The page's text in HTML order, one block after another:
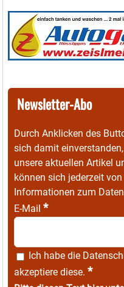
Newsletter-Abo
Durch Anklicken des
sich damit
unsere aktuellen Artikel
können sich jederzeit
Informationen zum
E-Mail *
Ich habe die
akzeptiere diese. *